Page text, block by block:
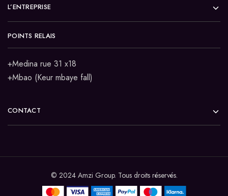
L’ENTREPRISE
POINTS RELAIS
+Medina rue 31 x18
+Mbao (Keur mbaye fall)
CONTACT
© 2024 Amzi Group. Tous droits réservés.